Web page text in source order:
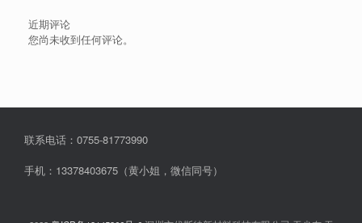
近期评论
您尚未收到任何评论。
联系电话：0755-81773990
手机：13378403675（黄小姐，微信同号）